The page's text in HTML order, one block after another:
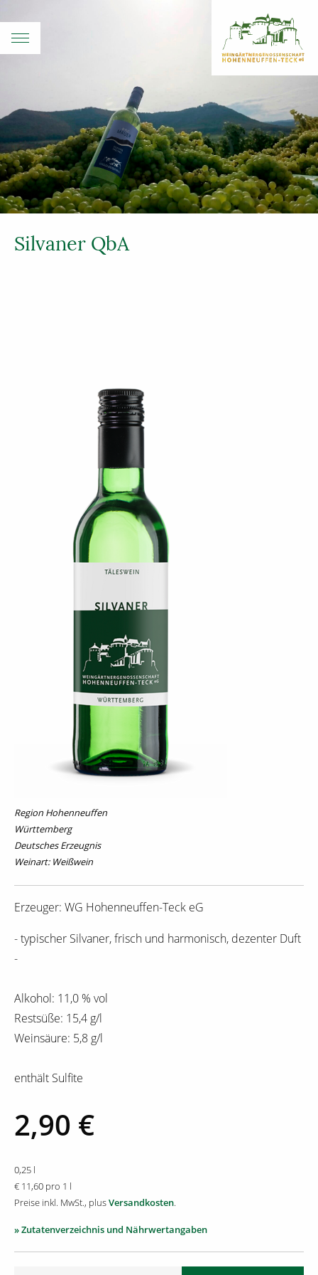
Silvaner QbA
Region Hohenneuffen
Württemberg
Deutsches Erzeugnis
Weinart: Weißwein
Erzeuger: WG Hohenneuffen-Teck eG
- typischer Silvaner, frisch und harmonisch, dezenter Duft
-
Alkohol: 11,0 % vol
Restsüße: 15,4 g/l
Weinsäure: 5,8 g/l
enthält Sulfite
2,90 €
0,25 l
€ 11,60 pro 1 l
Preise inkl. MwSt., plusVersandkosten.
» Zutatenverzeichnis und Nährwertangaben